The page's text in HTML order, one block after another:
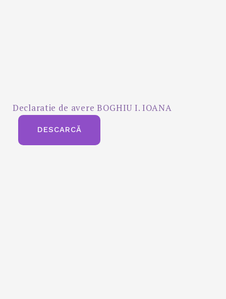
Declaratie de avere BOGHIU I. IOANA
DESCARCĂ